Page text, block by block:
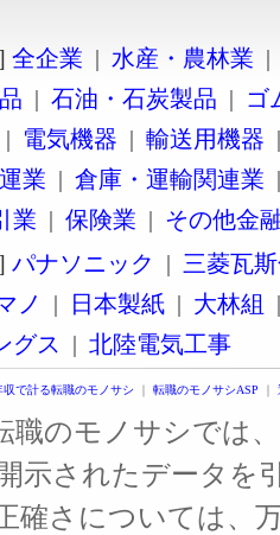
全企業 | 水産・農林業
| 石油・石炭製品 | ゴ
| 電気機器 | 輸送用機器
業 | 倉庫・運輸関連業
業 | 保険業 | その他金
パナソニック | 三菱瓦
ノ | 日本製紙 | 大林組
グス
| 北陸電気工事
収で計る転職のモノサシ ｜ 転職のモノサシASP ｜
職のモノサシでは
示されたデータを
確さについては、